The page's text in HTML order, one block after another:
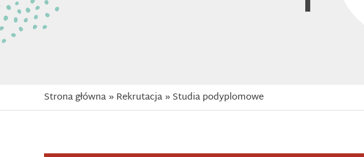
Strona główna Rekrutacja Studia podyplomowe